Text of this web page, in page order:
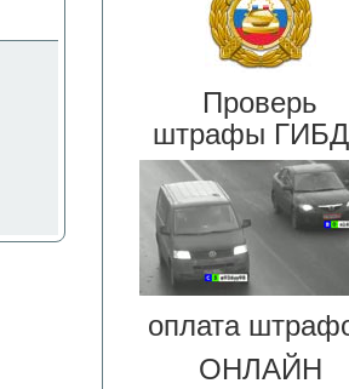
Проверь
штрафы
оплата
ОНЛАЙН